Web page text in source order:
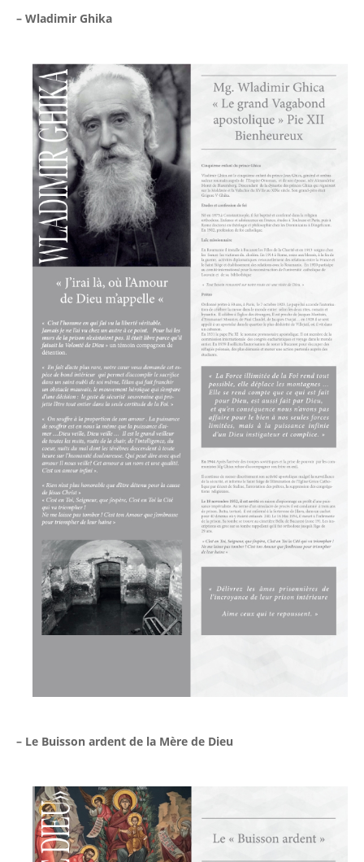
– Wladimir Ghika
– Le Buisson ardent de la Mère de Dieu